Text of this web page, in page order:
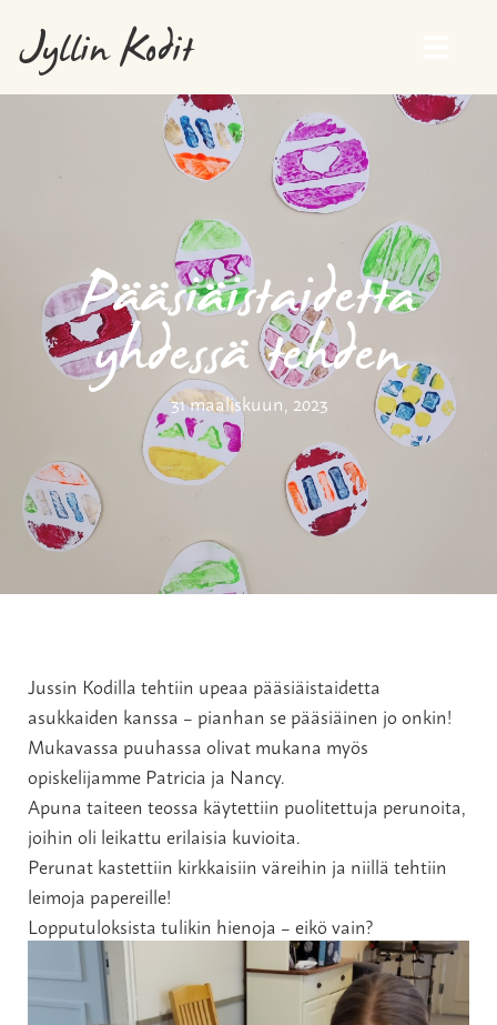
Jyllin Kodit
Pääsiäistaidetta
yhdessä tehden
31 maaliskuun, 2023
Jussin Kodilla tehtiin upeaa pääsiäistaidetta
asukkaiden kanssa – pianhan se pääsiäinen jo onkin!
Mukavassa puuhassa olivat mukana myös
opiskelijamme Patricia ja Nancy.
Apuna taiteen teossa käytettiin puolitettuja perunoita,
joihin oli leikattu erilaisia kuvioita.
Perunat kastettiin kirkkaisiin väreihin ja niillä tehtiin
leimoja papereille!
Lopputuloksista tulikin hienoja – eikö vain?